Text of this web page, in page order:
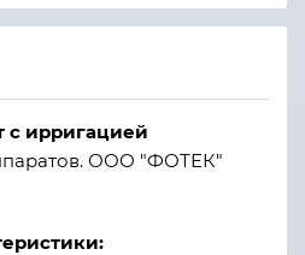
с ирригацией
ООО "ФОТЕК"